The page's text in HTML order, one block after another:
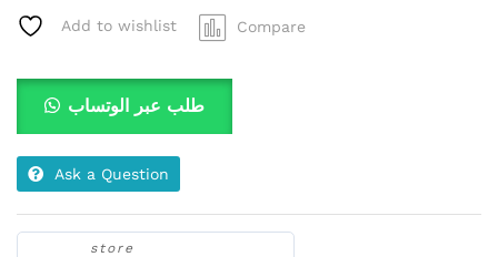
Add to wishlist Compare
طلب عبر الوتساب
Ask a Question
store